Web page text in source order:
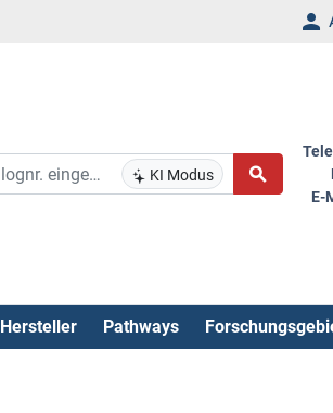
KI Modus
E-
Hersteller Pathways